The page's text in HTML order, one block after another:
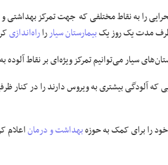
را به نقاط مختلفی که جهت تمرکز بهداشتی و
ظرف مدت یک روز یکبیمارستان سیارراراه‌اندازی
سیار می‌توانیم تمرکز ویژه‌ای بر نقاط آلوده
سیار در استان‌هایی که آلودگی بیشتری به ویروس دارند
خود را برای کمک به حوزهبهداشت و درماناعلام